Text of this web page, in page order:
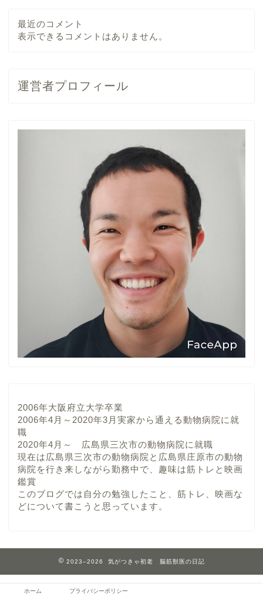
最近のコメント
表示できるコメントはありません。
運営者プロフィール
2006年大阪府立大学卒業
2006年4月～2020年3月実家から通える動物病院に就
職
2020年4月～ 広島県三次市の動物病院に就職
現在は広島県三次市の動物病院と広島県庄原市の動物
病院を行き来しながら勤務中で、趣味は筋トレと映画
鑑賞
このブログでは自分の勉強したこと、筋トレ、映画な
どについて書こうと思っています。
2023–2026 気がつきゃ初老 脳筋獣医の日記
ホーム プライバシーポリシー